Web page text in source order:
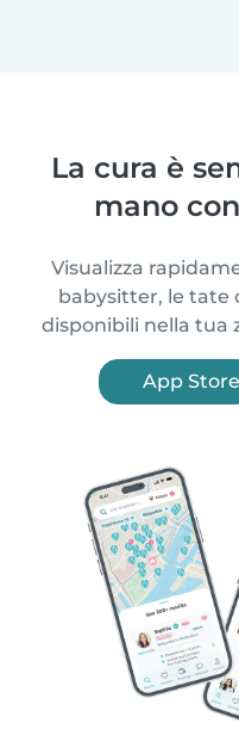
La cura è
mano
Visualizza
babysitter, le tate
disponibili nella tua
App Store